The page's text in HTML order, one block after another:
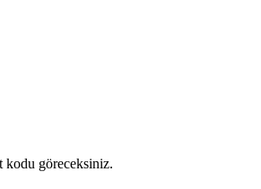
kodu göreceksiniz.